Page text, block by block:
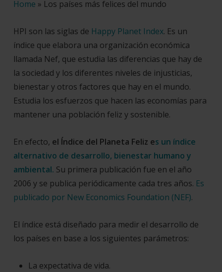
Home » Los países más felices del mundo
HPI son las siglas de Happy Planet Index. Es un
índice que elabora una organización económica
llamada Nef, que estudia las diferencias que hay de
la sociedad y los diferentes niveles de injusticias,
bienestar y otros factores que hay en el mundo.
Estudia los esfuerzos que hacen las economías para
mantener una población feliz y sostenible.
En efecto, el Índice del Planeta Feliz es un índice
alternativo de desarrollo, bienestar humano y
ambiental. Su primera publicación fue en el año
2006 y se publica periódicamente cada tres años. Es
publicado por New Economics Foundation (NEF).
El índice está diseñado para medir el desarrollo de
los países en base a los siguientes parámetros:
La expectativa de vida.